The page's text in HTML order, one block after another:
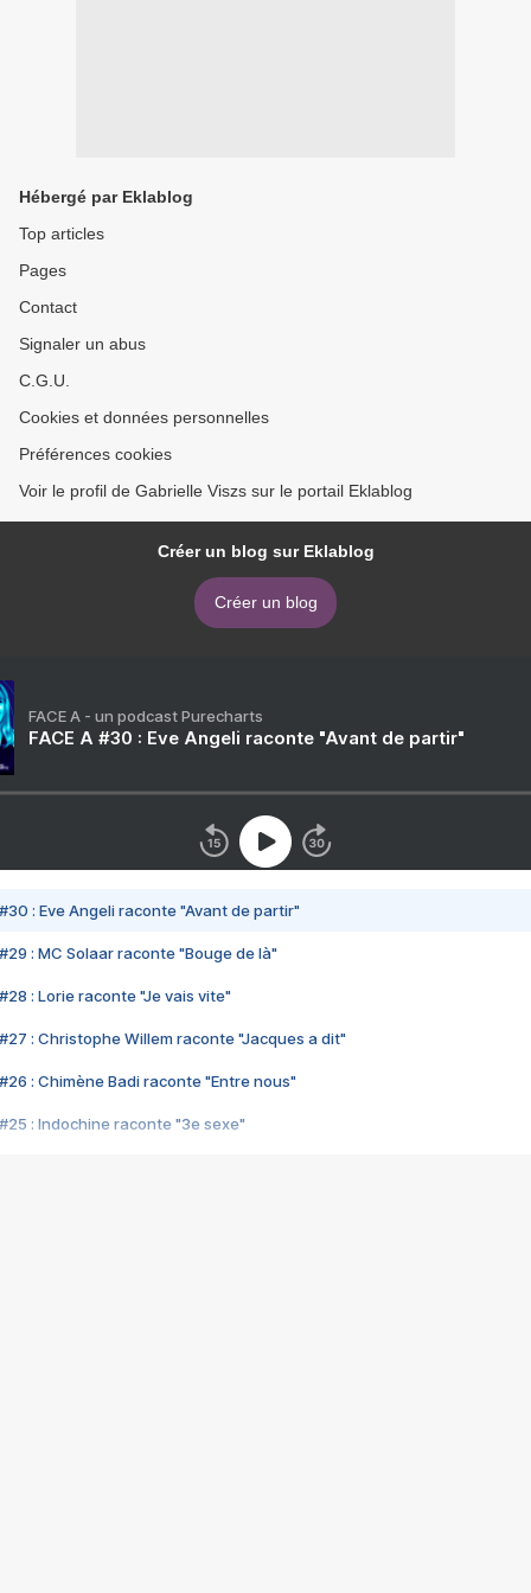
Hébergé par Eklablog
Top articles
Pages
Contact
Signaler un abus
C.G.U.
Cookies et données personnelles
Préférences cookies
Voir le profil de Gabrielle Viszs sur le portail Eklablog
Créer un blog sur Eklablog
Créer un blog
FACE A - un podcast Purecharts
FACE A #30 : Eve Angeli raconte "Avant de partir"
#30 : Eve Angeli raconte "Avant de partir"
#29 : MC Solaar raconte "Bouge de là"
#28 : Lorie raconte "Je vais vite"
#27 : Christophe Willem raconte "Jacques a dit"
#26 : Chimène Badi raconte "Entre nous"
#25 : Indochine raconte "3e sexe"